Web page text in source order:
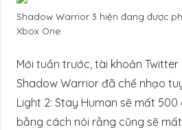
Shadow Warrior 3 hiện đang được
Xbox One.
Mới tuần trước, tài khoản
Shadow Warrior đã chế nhạo
Light 2: Stay Human sẽ mất
bằng cách nói rằng cũng sẽ